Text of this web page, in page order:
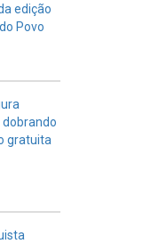
edição
Povo
gratuita